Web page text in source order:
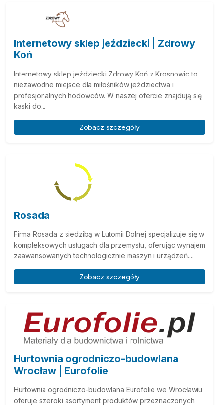
Internetowy sklep jeździecki | Zdrowy
Koń
Internetowy sklep jeździecki Zdrowy Koń z Krosnowic to
niezawodne miejsce dla miłośników jeździectwa i
profesjonalnych hodowców. W naszej ofercie znajdują się
kaski do...
Zobacz szczegóły
Rosada
Firma Rosada z siedzibą w Lutomii Dolnej specjalizuje się w
kompleksowych usługach dla przemysłu, oferując wynajem
zaawansowanych technologicznie maszyn i urządzeń....
Zobacz szczegóły
Hurtownia ogrodniczo-budowlana
Wrocław | Eurofolie
Hurtownia ogrodniczo-budowlana Eurofolie we Wrocławiu
oferuje szeroki asortyment produktów przeznaczonych